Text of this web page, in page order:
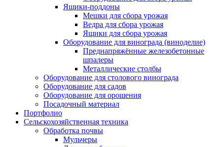
Ящики-поддоны
Мешки для сбора урожая
Ведра для сбора урожая
Ящики для сбора урожая
Оборудование для винограда (виноделие)
Преднапряжённые железобетонные
шпалеры
Металлические столбы
Оборудование для столового винограда
Оборудование для садов
Оборудование для орошения
Посадочный материал
Портфолио
Сельскохозяйственная техника
Обработка почвы
Мульчеры